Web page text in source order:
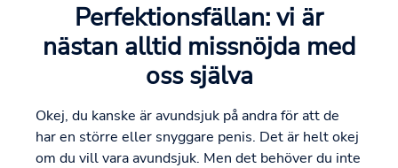
Perfektionsfällan: vi är
nästan alltid missnöjda med
oss själva
Okej, du kanske är avundsjuk på andra för att de
har en större eller snyggare penis. Det är helt okej
om du vill vara avundsjuk. Men det behöver du inte